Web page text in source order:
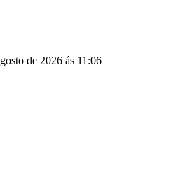
de 2026 ás 11:06